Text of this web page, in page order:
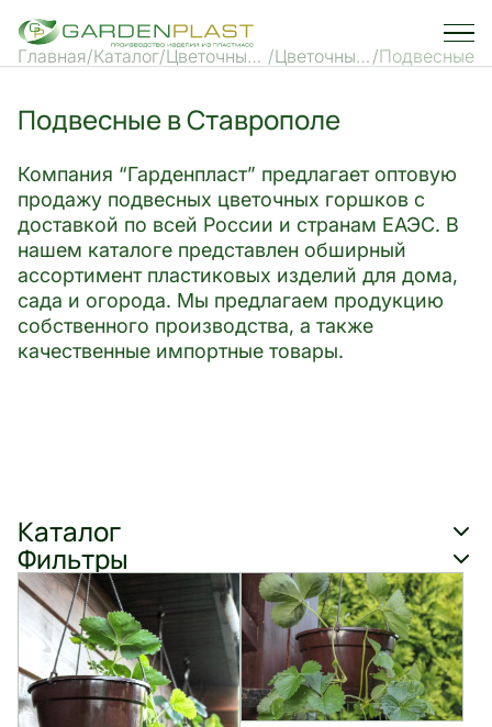
Главная Каталог Цветочные
кашпо
Цветочные
Подвесные
Подвесные в Ставрополе
Компания “Гарденпласт” предлагает оптовую
продажу подвесных цветочных горшков с
доставкой по всей России и странам ЕАЭС. В
нашем каталоге представлен обширный
ассортимент пластиковых изделий для дома,
сада и огорода. Мы предлагаем продукцию
собственного производства, а также
качественные импортные товары.
Каталог
Фильтры